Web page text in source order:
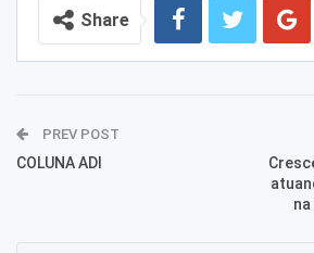
Share
PREV POST
COLUNA ADI